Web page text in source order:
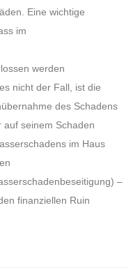
Eine wichtige
im
werden
nicht der Fall, ist die
des Schadens
auf seinem Schaden
im Haus
–
finanziellen Ruin